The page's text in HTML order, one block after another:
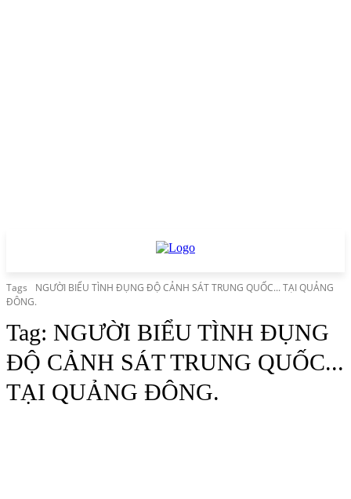
Tags
NGƯỜI BIỂU TÌNH ĐỤNG ĐỘ CẢNH SÁT TRUNG QUỐC... TẠI QUẢNG
ĐÔNG.
Tag: NGƯỜI BIỂU TÌNH ĐỤNG
ĐỘ CẢNH SÁT TRUNG QUỐC...
TẠI QUẢNG ĐÔNG.